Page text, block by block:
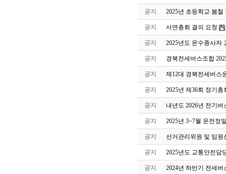
공지 2025년 초등학교 봄
공지 서면총회 결의 요청
공지 2025년도 운수종사자
공지 경북전세버스조합
공지 제12대 경북전세버스
공지 2025년 제36회 정기총
공지 내년도 2026년 전기
공지 2025년 3~7월 운전정
공지 선거관리위원 및 임원
공지 2025년도 교통안전담
공지 2024년 하반기 전세